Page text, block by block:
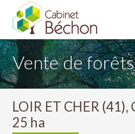
Vente de forêts
LOIR ET CHER (41),
25 ha